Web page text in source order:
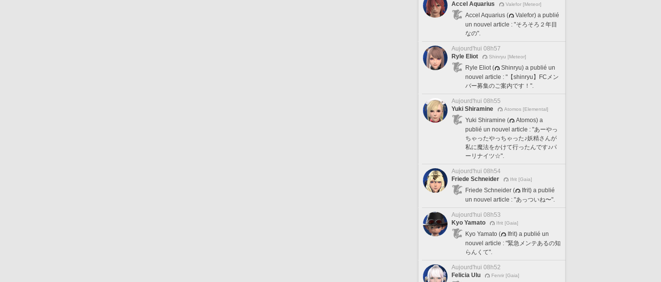
Accel Aquarius
Valefor [Meteor]
Accel Aquarius (
Valefor) a publié
un nouvel article : "そろそろ２年目
なの".
Aujourd'hui 08h57
Ryle Eliot
Shinryu [Meteor]
Ryle Eliot (
Shinryu) a publié un
nouvel article : "【shinryu】FCメン
バー募集のご案内です！".
Aujourd'hui 08h55
Yuki Shiramine
Atomos [Elemental]
Yuki Shiramine (
Atomos) a
publié un nouvel article : "あーやっ
ちゃったやっちゃった♪妖精さんが
私に魔法をかけて行ったんです♪パ
ーリナイツ☆".
Aujourd'hui 08h54
Friede Schneider
Ifrit [Gaia]
Friede Schneider (
Ifrit) a publié
un nouvel article : "あっついね〜".
Aujourd'hui 08h53
Kyo Yamato
Ifrit [Gaia]
Kyo Yamato (
Ifrit) a publié un
nouvel article : "緊急メンテあるの知
らんくて".
Aujourd'hui 08h52
Felicia Ulu
Fenrir [Gaia]